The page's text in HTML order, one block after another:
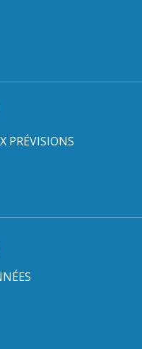
PRÉVISIONS